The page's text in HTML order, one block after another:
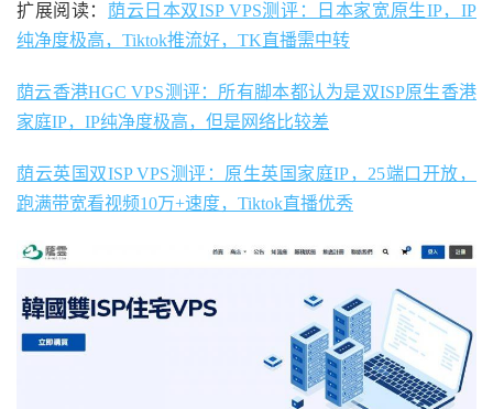
扩展阅读： 荫云日本双ISP VPS测评：日本家宽原生IP，IP
纯净度极高，Tiktok推流好，TK直播需中转
荫云香港HGC VPS测评：所有脚本都认为是双ISP原生香港
家庭IP，IP纯净度极高，但是网络比较差
荫云英国双ISP VPS测评：原生英国家庭IP，25端口开放，
跑满带宽看视频10万+速度，Tiktok直播优秀